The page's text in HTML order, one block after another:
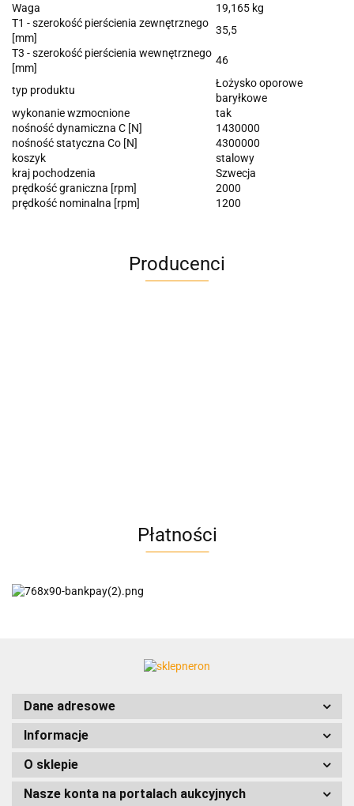
Waga
19,165 kg
T1 - szerokość pierścienia zewnętrznego
[mm]
35,5
T3 - szerokość pierścienia wewnętrznego
[mm]
46
typ produktu
Łożysko oporowe
baryłkowe
wykonanie wzmocnione
tak
nośność dynamiczna C [N]
1430000
nośność statyczna Co [N]
4300000
koszyk
stalowy
kraj pochodzenia
Szwecja
prędkość graniczna [rpm]
2000
prędkość nominalna [rpm]
1200
Producenci
AC EasyLine
Płatności
Dane adresowe
Informacje
O sklepie
Nasze konta na portalach aukcyjnych